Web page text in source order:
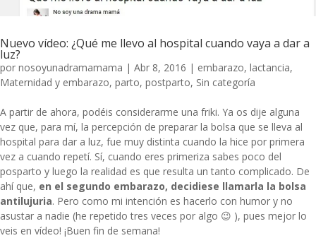
Nuevo vídeo: ¿Qué me llevo al hospital cuando vaya a dar a
luz?
por nosoyunadramamama | Abr 8, 2016 | embarazo, lactancia,
Maternidad y embarazo, parto, postparto, Sin categoría
A partir de ahora, podéis considerarme una friki. Ya os dije alguna
vez que, para mí, la percepción de preparar la bolsa que se lleva al
hospital para dar a luz, fue muy distinta cuando la hice por primera
vez a cuando repetí. Sí, cuando eres primeriza sabes poco del
posparto y luego la realidad es que resulta un tanto complicado. De
ahí que, en el segundo embarazo, decidiese llamarla la bolsa
antilujuria. Pero como mi intención es hacerlo con humor y no
asustar a nadie (he repetido tres veces por algo 😉 ), pues mejor lo
veis en vídeo! ¡Buen fin de semana!